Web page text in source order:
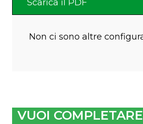
Scarica il PDF
Non ci sono altre
VUOI